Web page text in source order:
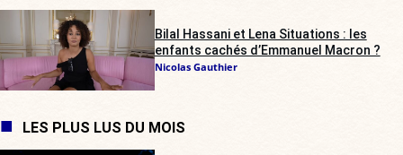
Bilal Hassani et Lena Situations : les
enfants cachés d’Emmanuel Macron ?
Nicolas Gauthier
LES PLUS LUS DU MOIS